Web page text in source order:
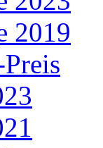
2019